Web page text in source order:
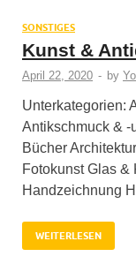
SONSTIGES
Kunst &
April 22, 2020 - by
Unterkategorien:
Antikschmuck & -
Bücher
Fotokunst Glas &
Handzeichnung
WEITERLESEN